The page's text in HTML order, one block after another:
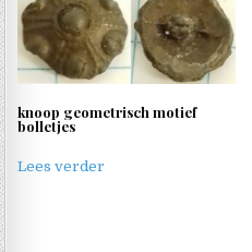
knoop geometrisch motief
bolletjes
Lees verder